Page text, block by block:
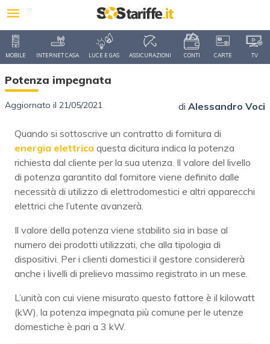
MOBILE INTERNET CASA LUCE E GAS ASSICURAZIONI CONTI CARTE TV
Potenza impegnata
Aggiornato il 21/05/2021 di Alessandro Voci
Quando si sottoscrive un contratto di fornitura di
energia elettrica questa dicitura indica la potenza
richiesta dal cliente per la sua utenza. Il valore del livello
di potenza garantito dal fornitore viene definito dalle
necessità di utilizzo di elettrodomestici e altri apparecchi
elettrici che l’utente avanzerà.
Il valore della potenza viene stabilito sia in base al
numero dei prodotti utilizzati, che alla tipologia di
dispositivi. Per i clienti domestici il gestore considererà
anche i livelli di prelievo massimo registrato in un mese.
L’unità con cui viene misurato questo fattore è il kilowatt
(kW), la potenza impegnata più comune per le utenze
domestiche è pari a 3 kW.